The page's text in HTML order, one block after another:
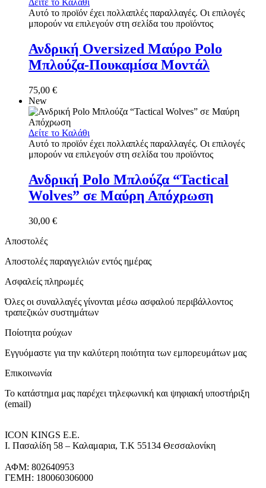
Δείτε το Καλάθι
Αυτό το προϊόν έχει πολλαπλές παραλλαγές. Οι επιλογές
μπορούν να επιλεγούν στη σελίδα του προϊόντος
Ανδρική Oversized Μαύρο Polo
Μπλούζα-Πουκαμίσα Μοντάλ
75,00 €
New
Δείτε το Καλάθι
Αυτό το προϊόν έχει πολλαπλές παραλλαγές. Οι επιλογές
μπορούν να επιλεγούν στη σελίδα του προϊόντος
Ανδρική Polo Μπλούζα “Tactical
Wolves” σε Μαύρη Απόχρωση
30,00 €
Αποστολές
Αποστολές παραγγελιών εντός ημέρας
Ασφαλείς πληρωμές
Όλες οι συναλλαγές γίνονται μέσω ασφαλού περιβάλλοντος
τραπεζικών συστημάτων
Ποίοτητα ρούχων
Εγγυόμαστε για την καλύτερη ποιότητα των εμπορευμάτων μας
Επικοινωνία
Το κατάστημα μας παρέχει τηλεφωνική και ψηφιακή υποστήριξη
(email)
ICON KINGS Ε.Ε.
Ι. Πασαλίδη 58 – Καλαμαρια, Τ.Κ 55134 Θεσσαλονίκη
ΑΦΜ: 802640953
ΓΕΜΗ: 180060306000